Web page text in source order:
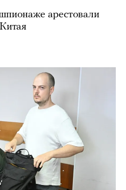
арестовали